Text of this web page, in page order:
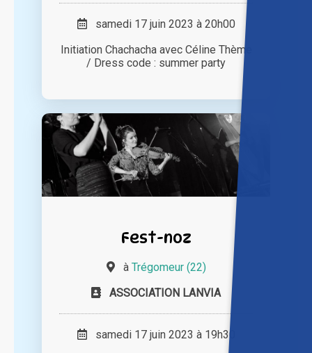
samedi 17 juin 2023 à 20h00
Initiation Chachacha avec Céline Thème
/ Dress code : summer party
Fest-noz
à Trégomeur (22)
ASSOCIATION LANVIA
samedi 17 juin 2023 à 19h30